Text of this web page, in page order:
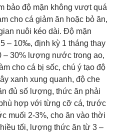
bảo độ mặn không vượt quá
cho cá giảm ăn hoặc bỏ ăn,
nuôi kéo dài. Độ mặn
– 10‰, định kỳ 1 tháng thay
– 30% lượng nước trong ao,
cho cá bị sốc, chú ý tạo độ
xanh xung quanh, độ che
đủ số lượng, thức ăn phải
hợp với từng cỡ cá, trước
muối 2-3%, cho ăn vào thời
tối, lượng thức ăn từ 3 –